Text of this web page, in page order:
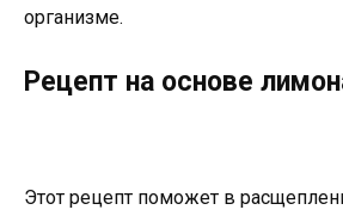
организме.
Рецепт на основе
Этот рецепт поможет в